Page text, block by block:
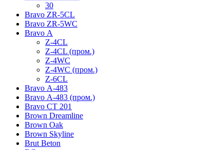
30
Bravo ZR-5CL
Bravo ZR-5WC
Bravo А
Z-4CL
Z-4CL (пром.)
Z-4WC
Z-4WC (пром.)
Z-6CL
Bravo А-483
Bravo А-483 (пром.)
Bravo СТ 201
Brown Dreamline
Brown Oak
Brown Skyline
Brut Beton